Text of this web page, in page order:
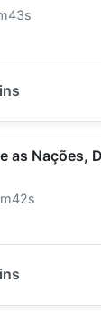
as Nações,